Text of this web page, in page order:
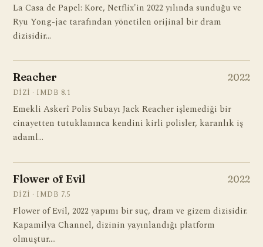
La Casa de Papel: Kore, Netflix'in 2022 yılında sunduğu ve
Ryu Yong-jae tarafından yönetilen orijinal bir dram
dizisidir…
Reacher 2022
DIZI · IMDB 8.1
Emekli Askerî Polis Subayı Jack Reacher işlemediği bir
cinayetten tutuklanınca kendini kirli polisler, karanlık iş
adaml…
Flower of Evil 2022
DIZI · IMDB 7.5
Flower of Evil, 2022 yapımı bir suç, dram ve gizem dizisidir.
Kapamilya Channel, dizinin yayınlandığı platform
olmuştur.…